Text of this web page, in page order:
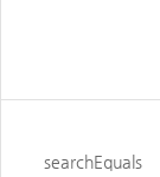
searchEquals